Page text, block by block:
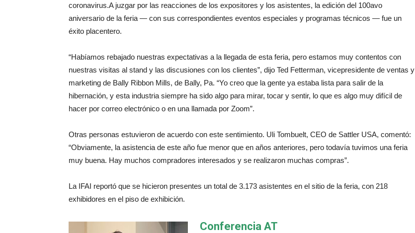
coronavirus.A juzgar por las reacciones de los expositores y los asistentes, la edición del 100avo
aniversario de la feria — con sus correspondientes eventos especiales y programas técnicos — fue un
éxito placentero.
“Habíamos rebajado nuestras expectativas a la llegada de esta feria, pero estamos muy contentos con
nuestras visitas al stand y las discusiones con los clientes”, dijo Ted Fetterman, vicepresidente de ventas y
marketing de Bally Ribbon Mills, de Bally, Pa. “Yo creo que la gente ya estaba lista para salir de la
hibernación, y esta industria siempre ha sido algo para mirar, tocar y sentir, lo que es algo muy difícil de
hacer por correo electrónico o en una llamada por Zoom”.
Otras personas estuvieron de acuerdo con este sentimiento. Uli Tombuelt, CEO de Sattler USA, comentó:
“Obviamente, la asistencia de este año fue menor que en años anteriores, pero todavía tuvimos una feria
muy buena. Hay muchos compradores interesados y se realizaron muchas compras”.
La IFAI reportó que se hicieron presentes un total de 3.173 asistentes en el sitio de la feria, con 218
exhibidores en el piso de exhibición.
Conferencia AT